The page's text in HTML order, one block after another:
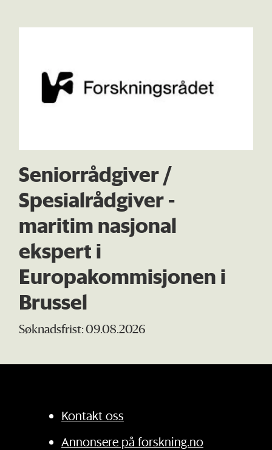
Seniorrådgiver /
Spesialrådgiver -
maritim nasjonal
ekspert i
Europakommisjonen i
Brussel
Søknadsfrist: 09.08.2026
Kontakt oss
Annonsere på forskning.no